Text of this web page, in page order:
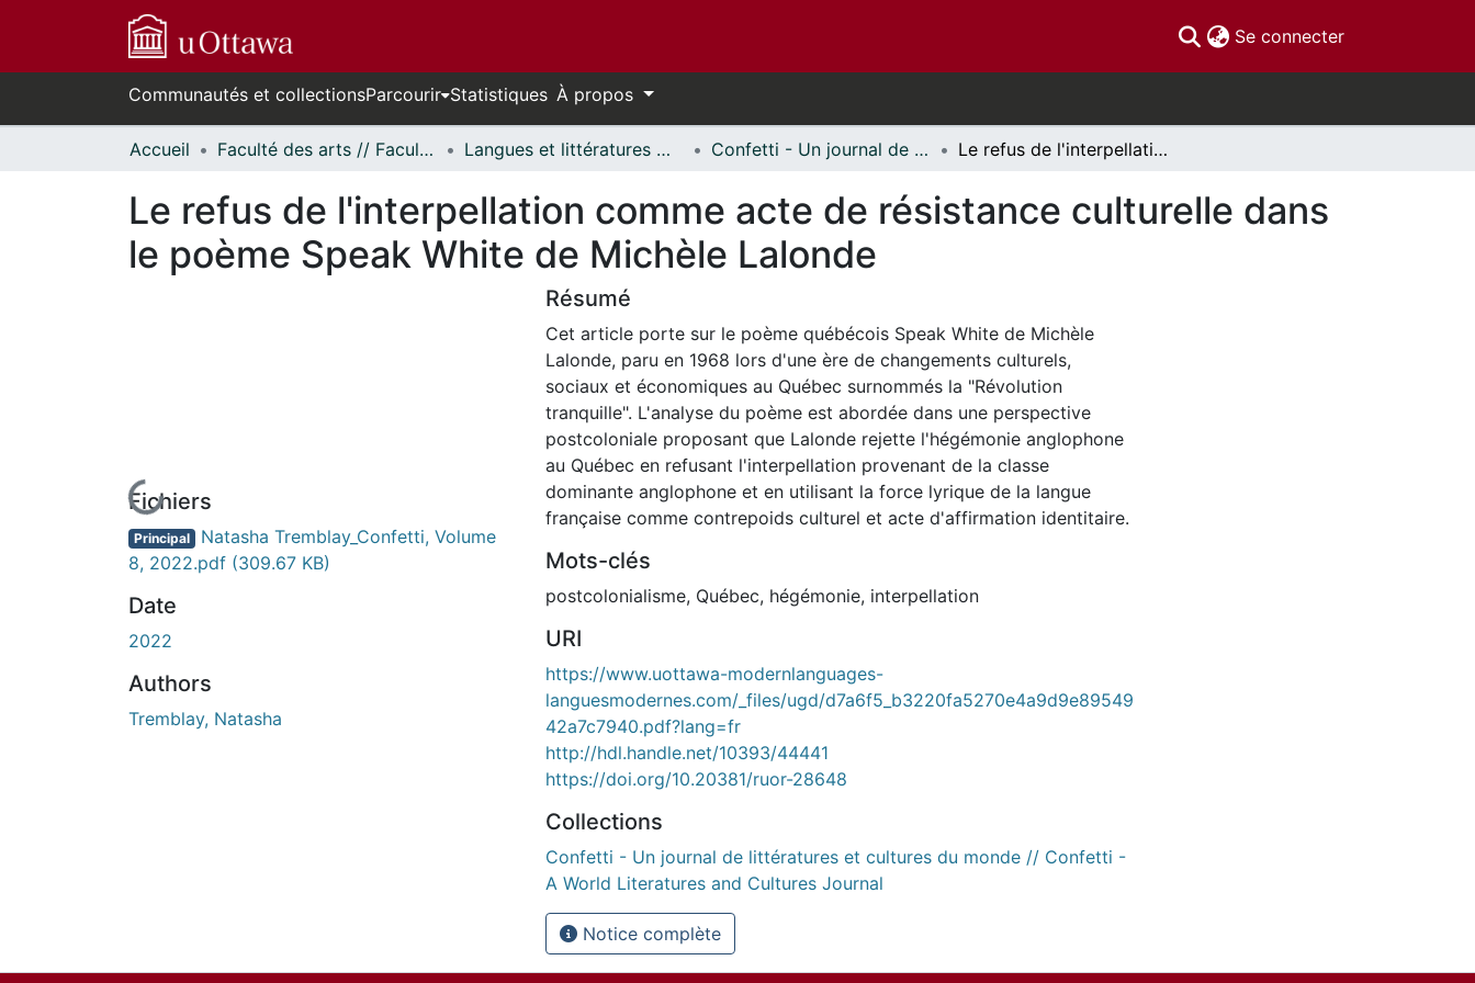
Se connecter(current)
Communautés et collectionsParcourir Statistiques À propos
Accueil Faculté des arts // Faculty of Arts Langues et littératures modernes // Modern Languages and Literatures Confetti - Un journal de littératures et cultures du monde // Confetti - A World Literatures and Cultures Journal Le refus de l'interpellation comme acte de résistance culturelle dans le poème Speak White de Michèle Lalonde
Le refus de l'interpellation comme acte de résistance culturelle dans
le poème Speak White de Michèle Lalonde
En cours de chargement...
Fichiers
Principal Natasha Tremblay_Confetti, Volume
8, 2022.pdf (309.67 KB)
Date
2022
Authors
Tremblay, Natasha
Résumé
Cet article porte sur le poème québécois Speak White de Michèle
Lalonde, paru en 1968 lors d'une ère de changements culturels,
sociaux et économiques au Québec surnommés la "Révolution
tranquille". L'analyse du poème est abordée dans une perspective
postcoloniale proposant que Lalonde rejette l'hégémonie anglophone
au Québec en refusant l'interpellation provenant de la classe
dominante anglophone et en utilisant la force lyrique de la langue
française comme contrepoids culturel et acte d'affirmation identitaire.
Mots-clés
postcolonialisme, Québec, hégémonie, interpellation
URI
https://www.uottawa-modernlanguages-
languesmodernes.com/_files/ugd/d7a6f5_b3220fa5270e4a9d9e89549
42a7c7940.pdf?lang=fr
http://hdl.handle.net/10393/44441
https://doi.org/10.20381/ruor-28648
Collections
Confetti - Un journal de littératures et cultures du monde // Confetti -
A World Literatures and Cultures Journal
Notice complète